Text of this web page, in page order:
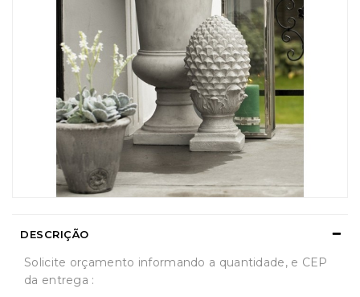
DESCRIÇÃO
Solicite orçamento informando a quantidade, e CEP
da entrega :